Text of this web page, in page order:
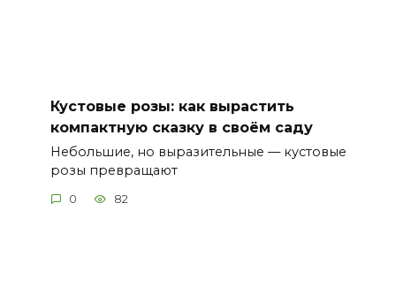
Кустовые розы: как вырастить
компактную сказку в своём саду
Небольшие, но выразительные — кустовые
розы превращают
0 82